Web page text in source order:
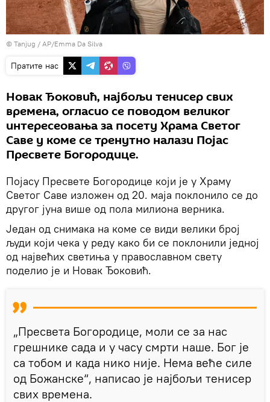
© Tanjug / AP/Emma Da Silva
Пратите нас
Новак Ђоковић, најбољи тенисер свих
времена, огласио се поводом великог
интересеовања за посету Храма Светог
Саве у коме се тренутно налази Појас
Пресвете Богородице.
Појасу Пресвете Богородице који је у Храму
Светог Саве изложен од 20. маја поклонило се до
другог јуна више од пола милиона верника.
Један од снимака на коме се види велики број
људи који чека у реду како би се поклонили једној
од највећих светиња у православном свету
поделио је и Новак Ђоковић.
„Пресвета Богородице, моли се за нас
грешнике сада и у часу смрти наше. Бог је
са тобом и када нико није. Нема веће силе
од Божанске“, написао је најбољи тенисер
свих времена.